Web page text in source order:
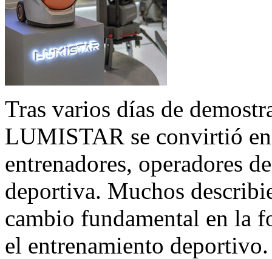
Tras varios días de
LUMISTAR se convirtió
entrenadores, operadores
deportiva. Muchos
cambio fundamental en la
el entrenamiento deportivo.